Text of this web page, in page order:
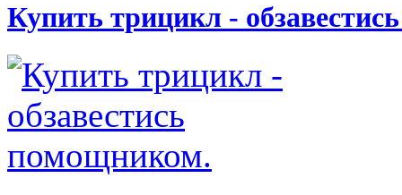
Купить трицикл -